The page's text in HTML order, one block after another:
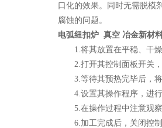
口化的效果。同时无需脱模
腐蚀的问题。
电弧纽扣炉 真空 冶金新材
1.将其放置在平稳、干燥
2.打开其控制面板开关，
3.等待其预热完毕后，将
4.设置其操作程序，进行
5.在操作过程中注意观察
6.加工完成后，关闭控制